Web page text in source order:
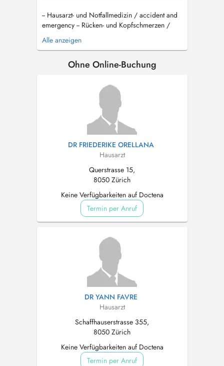
-- Hausarzt- und Notfallmedizin / accident and
emergency -- Rücken- und Kopfschmerzen /
Headache -- Bandscheibenvorfälle Hals und
Rücken / Spine -- Hausbesuche und
Jahreskontrolle -- Ultraschalluntersuchungen --
Alle anzeigen
Ohne Online-Buchung
DR FRIEDERIKE ORELLANA
Hausarzt
Querstrasse 15,
8050 Zürich
Keine Verfügbarkeiten auf Doctena
Termin per Anruf
DR YANN FAVRE
Hausarzt
Schaffhauserstrasse 355,
8050 Zürich
Keine Verfügbarkeiten auf Doctena
Termin per Anruf